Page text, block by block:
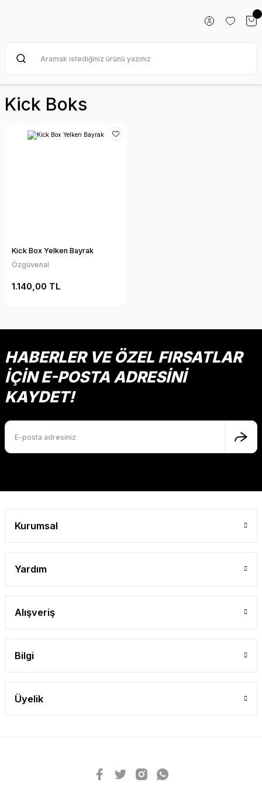
Kick Boks
Kick Box Yelken Bayrak
Özgüvenal
1.140,00 TL
HABERLER VE ÖZEL FIRSATLAR
İÇİN E-POSTA ADRESİNİ
KAYDET!
Kurumsal
Yardım
Alışveriş
Bilgi
Üyelik